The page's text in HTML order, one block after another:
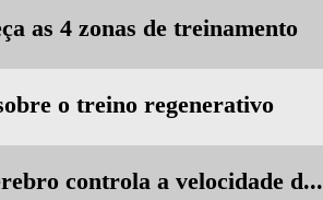
as 4 zonas de treinamento
o treino regenerativo
controla a velocidade d...